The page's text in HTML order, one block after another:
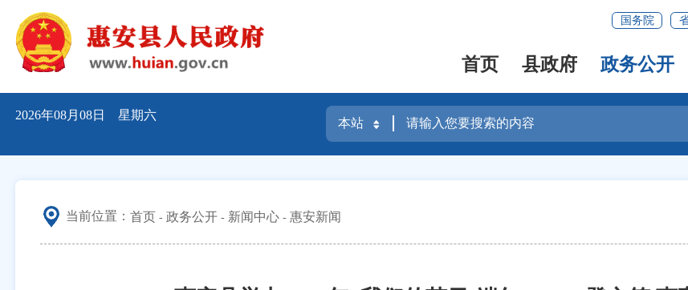
国务院
首页 县政府 政务公开
2026年08月08日 星期六
当前位置： 首页 政务公开 新闻中心 惠安新闻